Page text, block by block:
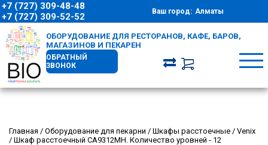
+7 (727) 309-48-48
+7 (727) 309-52-52
Ваш город: Алматы
ОБОРУДОВАНИЕ ДЛЯ РЕСТОРАНОВ, КАФЕ, БАРОВ,
МАГАЗИНОВ И ПЕКАРЕН
ОБРАТНЫЙ
ЗВОНОК
Главная / Оборудование для пекарни / Шкафы расстоечные / Venix
/ Шкаф расстоечный CA9312MH. Количество уровней - 12